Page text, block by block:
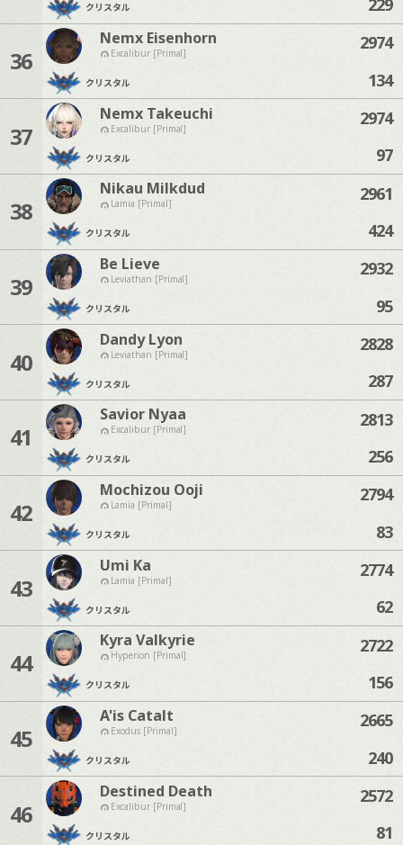
クリスタル 229
36
Nemx Eisenhorn
Excalibur [Primal]
クリスタル
2974
134
37
Nemx Takeuchi
Excalibur [Primal]
クリスタル
2974
97
38
Nikau Milkdud
Lamia [Primal]
クリスタル
2961
424
39
Be Lieve
Leviathan [Primal]
クリスタル
2932
95
40
Dandy Lyon
Leviathan [Primal]
クリスタル
2828
287
41
Savior Nyaa
Excalibur [Primal]
クリスタル
2813
256
42
Mochizou Ooji
Lamia [Primal]
クリスタル
2794
83
43
Umi Ka
Lamia [Primal]
クリスタル
2774
62
44
Kyra Valkyrie
Hyperion [Primal]
クリスタル
2722
156
45
A'is Catalt
Exodus [Primal]
クリスタル
2665
240
46
Destined Death
Excalibur [Primal]
クリスタル
2572
81